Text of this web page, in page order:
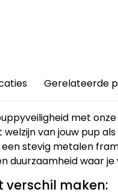
Gerelateerde
met
van jouw pup
stevig metalen
duurzaamheid waar
verschil maken: